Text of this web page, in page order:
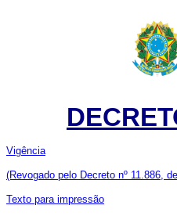
Vigência
(Revogado pelo Decreto nº 11.886,
Texto para impressão